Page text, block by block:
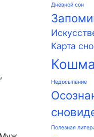
Дневной сон
Карта
Недосыпание
Полезная